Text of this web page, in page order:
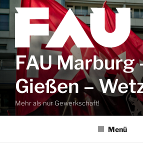
Zum
Inhalt
springen
FAU Marburg
Gießen –
Mehr als nur Gewerkschaft!
Menü